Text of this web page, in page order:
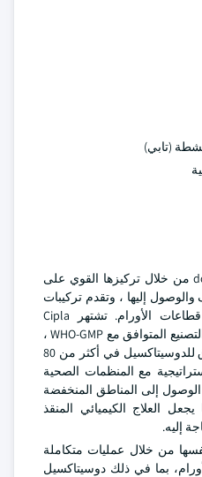
(تابي)
تقود Cipla سوق docetaxel من خلال تركيزها القوي على
إليها ، وتقدم تركيبات
عامة عالية الجودة عبر قطاعات الأورام. تشتهر Cipla
بمراقبة الجودة الصارمة والتصنيع المتوافق مع WHO-GMP ،
وتضمن توفرا واسع النطاق للدوسيتاكسيل في أكثر من 80
مع المنظمات الصحية
إلى المناطق المنخفضة
العلاج الكيميائي المنقذ
إليه.
من خلال عمليات متكاملة
بما في ذلك دوسيتاكسيل